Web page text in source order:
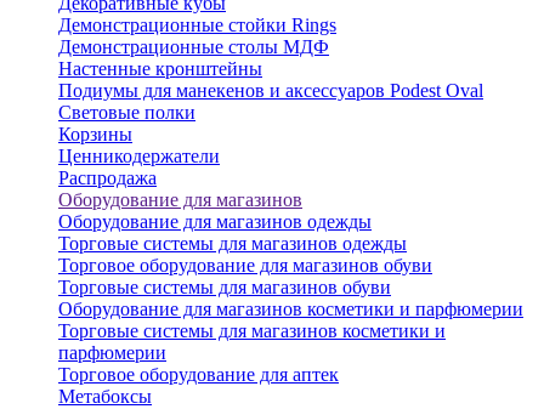
Демонстрационные стойки Rings
Демонстрационные столы МДФ
Настенные кронштейны
Подиумы для манекенов и аксессуаров Podest Oval
Световые полки
Корзины
Ценникодержатели
Распродажа
Оборудование для магазинов
Оборудование для магазинов одежды
Торговые системы для магазинов одежды
Торговое оборудование для магазинов обуви
Торговые системы для магазинов обуви
Оборудование для магазинов косметики и парфюмерии
Торговые системы для магазинов косметики и
парфюмерии
Торговое оборудование для аптек
Метабоксы